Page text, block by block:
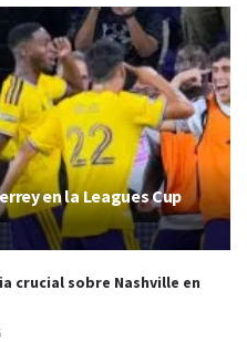
en la Leagues Cup
crucial sobre Nashville en